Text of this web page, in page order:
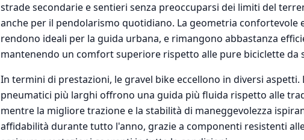
strade secondarie e sentieri senza preoccuparsi dei limiti del
anche per il pendolarismo quotidiano. La geometria confortevole
rendono ideali per la guida urbana, e rimangono abbastanza
mantenendo un comfort superiore rispetto alle pure biciclette da
In termini di prestazioni, le gravel bike eccellono in diversi aspetti.
pneumatici più larghi offrono una guida più fluida rispetto alle
mentre la migliore trazione e la stabilità di maneggevolezza
affidabilità durante tutto l'anno, grazie a componenti resistenti